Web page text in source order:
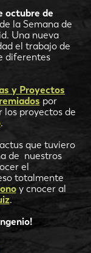
octubre de
la Semana de
Una nueva
el trabajo de
diferentes
y Proyectos
por
los proyectos de
.
que tuviero
de nuestros
el
totalmente
y cnocer al
.